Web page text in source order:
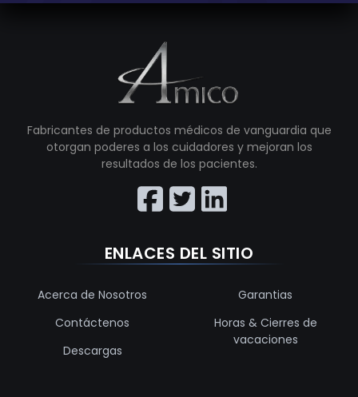
Fabricantes de productos médicos de vanguardia que
otorgan poderes a los cuidadores y mejoran los
resultados de los pacientes.
ENLACES DEL SITIO
Acerca de Nosotros
Contáctenos
Descargas
Garantias
Horas & Cierres de
vacaciones